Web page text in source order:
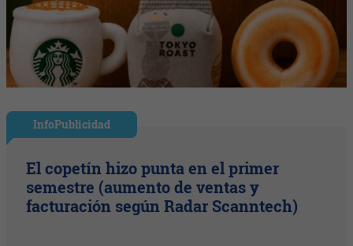
InfoPublicidad
El copetín hizo punta en el primer
semestre (aumento de ventas y
facturación según Radar Scanntech)